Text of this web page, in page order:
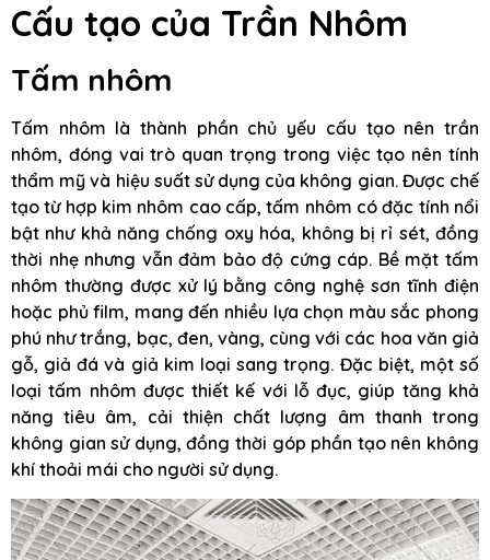
Cấu tạo của Trần Nhôm
Tấm nhôm
Tấm nhôm là thành phần chủ yếu cấu tạo nên trần
nhôm, đóng vai trò quan trọng trong việc tạo nên tính
thẩm mỹ và hiệu suất sử dụng của không gian. Được chế
tạo từ hợp kim nhôm cao cấp, tấm nhôm có đặc tính nổi
bật như khả năng chống oxy hóa, không bị rỉ sét, đồng
thời nhẹ nhưng vẫn đảm bảo độ cứng cáp. Bề mặt tấm
nhôm thường được xử lý bằng công nghệ sơn tĩnh điện
hoặc phủ film, mang đến nhiều lựa chọn màu sắc phong
phú như trắng, bạc, đen, vàng, cùng với các hoa văn giả
gỗ, giả đá và giả kim loại sang trọng. Đặc biệt, một số
loại tấm nhôm được thiết kế với lỗ đục, giúp tăng khả
năng tiêu âm, cải thiện chất lượng âm thanh trong
không gian sử dụng, đồng thời góp phần tạo nên không
khí thoải mái cho người sử dụng.